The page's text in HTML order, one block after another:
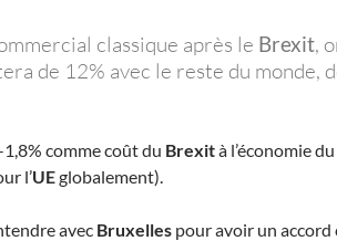
classique après le Brexit,
de 12% avec le reste du monde,
comme coût du Brexità l’économie du
l’UEglobalement).
avec Bruxelles pour avoir un accord